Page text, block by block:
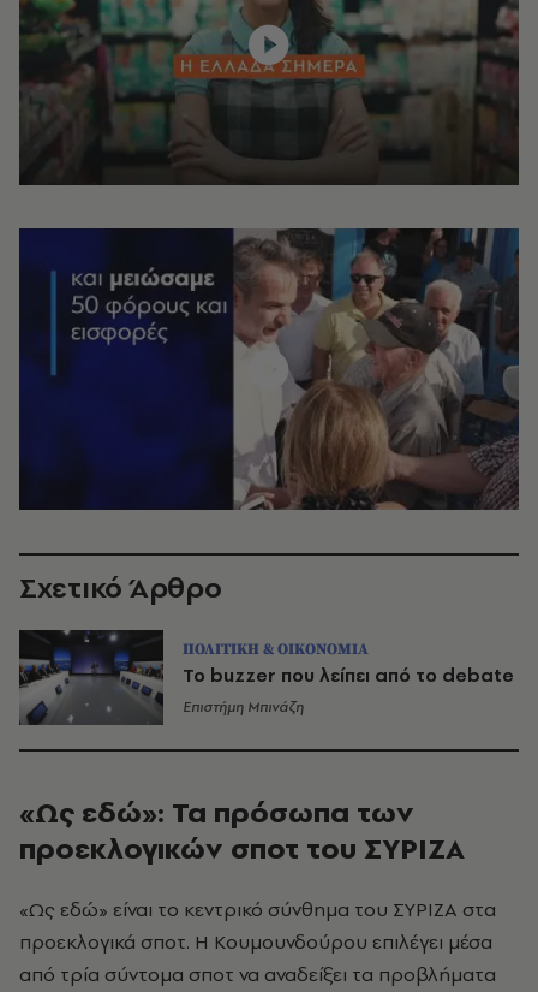
Σχετικό Άρθρο
ΠΟΛΙΤΙΚΗ & ΟΙΚΟΝΟΜΙΑ
Το buzzer που λείπει από το debate
Επιστήμη Μπινάζη
«Ως εδώ»: Τα πρόσωπα των
προεκλογικών σποτ του ΣΥΡΙΖΑ
«Ως εδώ» είναι το κεντρικό σύνθημα του ΣΥΡΙΖΑ στα
προεκλογικά σποτ. Η Κουμουνδούρου επιλέγει μέσα
από τρία σύντομα σποτ να αναδείξει τα προβλήματα